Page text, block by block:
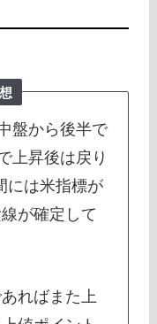
盤から後半で
上昇後は戻り
には米指標が
が確定して
ればまた上